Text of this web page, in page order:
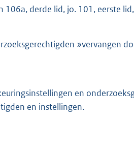
106a, derde lid, jo. 101, eerste
»vervangen
en
en instellingen.